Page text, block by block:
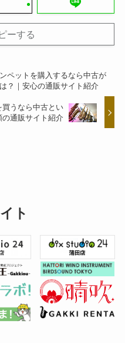
ーする
ペットを購入するなら中古が
？｜安心の通販サイト紹介
買うなら中古とい
の通販サイト紹介
ト